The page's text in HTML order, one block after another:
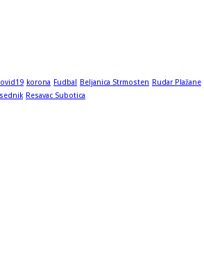
korona Fudbal Beljanica Strmosten Rudar Plažane
Resavac Subotica